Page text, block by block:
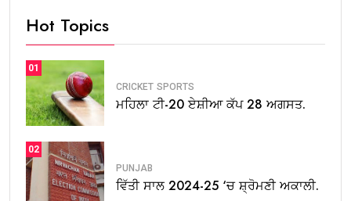
Hot Topics
01
CRICKET SPORTS
ਮਹਿਲਾ ਟੀ-20 ਏਸ਼ੀਆ ਕੱਪ 28 ਅਗਸਤ.
02
PUNJAB
ਵਿੱਤੀ ਸਾਲ 2024-25 ‘ਚ ਸ਼੍ਰੋਮਣੀ ਅਕਾਲੀ.